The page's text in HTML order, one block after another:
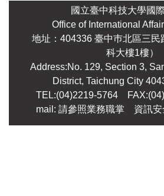
國立臺中科技大學國
Office of International
地址：404336 臺中巿北區三民
科大樓1樓）
Address:No. 129, Section 3,
District, Taichung City
TEL:(04)2219-5764
mail: 請參照業務職掌
資訊